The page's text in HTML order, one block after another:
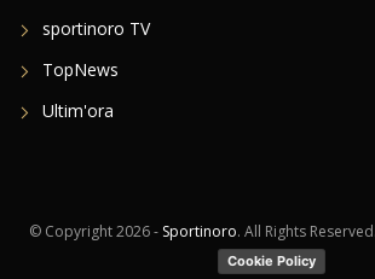
sportinoro TV
TopNews
Ultim'ora
© Copyright2026 - Sportinoro. All Rights
Cookie Policy